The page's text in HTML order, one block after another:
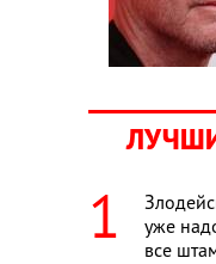
уже
все